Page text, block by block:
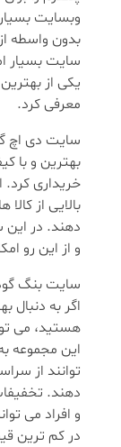
وبسایت
بدون واسطه
سایت بسیار
یکی از
معرفی کرد.
سایت دی اچ
بهترین و با
خریداری کرد.
بالایی از
دهند. در این
و از این رو
سایت بنگ
اگر به دنبال
هستید، می
این مجموعه
توانند از
دهند.
و افراد می
در کم ترین